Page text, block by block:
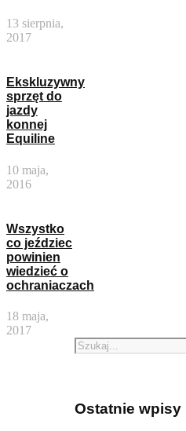
13 sierpnia,
2017
Ekskluzywny
sprzęt do
jazdy
konnej
Equiline
10 maja,
2016
Wszystko
co jeździec
powinien
wiedzieć o
ochraniaczach
18 maja,
2017
Ostatnie wpisy